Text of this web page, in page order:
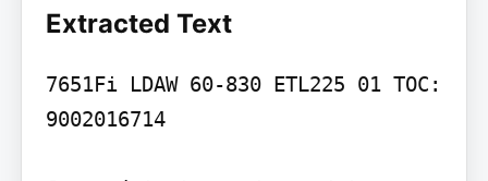
Extracted Text
7651Fi LDAW 60-830 ETL225 01 TOC:
9002016714